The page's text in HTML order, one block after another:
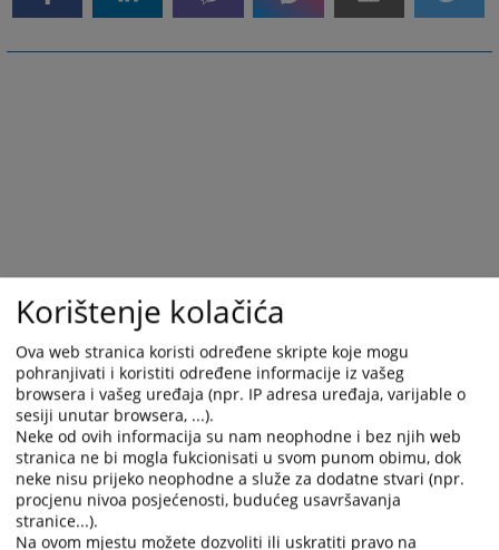
Korištenje kolačića
Ova web stranica koristi određene skripte koje mogu
pohranjivati i koristiti određene informacije iz vašeg
browsera i vašeg uređaja (npr. IP adresa uređaja, varijable o
sesiji unutar browsera, ...).
Neke od ovih informacija su nam neophodne i bez njih web
stranica ne bi mogla fukcionisati u svom punom obimu, dok
neke nisu prijeko neophodne a služe za dodatne stvari (npr.
procjenu nivoa posjećenosti, budućeg usavršavanja
stranice...).
Na ovom mjestu možete dozvoliti ili uskratiti pravo na